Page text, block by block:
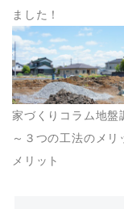
ました！
家づくりコラム地盤
～３つの工法のメリ
メリット